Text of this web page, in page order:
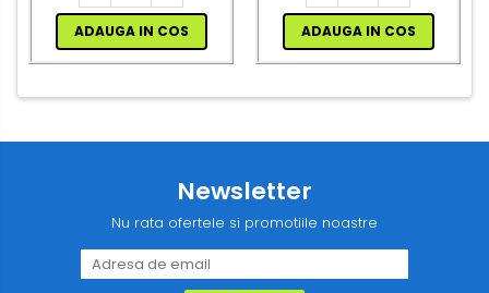
ADAUGA IN COS ADAUGA IN COS
Newsletter
Nu rata ofertele si promotiile noastre